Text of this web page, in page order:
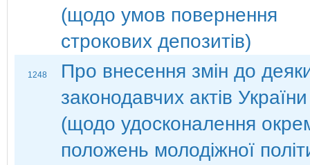
(щодо умов повернення
строкових депозитів)
1248
Про внесення змін до
законодавчих актів України
(щодо удосконалення
положень молодіжної